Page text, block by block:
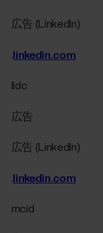
広告 (LinkedIn)
. linkedin.com
lidc
広告
広告 (LinkedIn)
. linkedin.com
mcid